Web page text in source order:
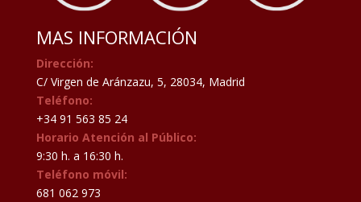
MAS INFORMACIÓN
Dirección:
C/ Virgen de Aránzazu, 5, 28034, Madrid
Teléfono:
+34 91 563 85 24
Horario Atención al Público:
9:30 h. a 16:30 h.
Teléfono móvil:
681 062 973